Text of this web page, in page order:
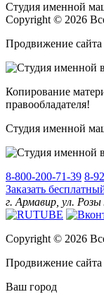
Студия именной
Copyright © 2026
Продвижение сайта
Копирование
правообладателя!
Студия именной
8-800-200-71-39 8-
Заказать
г. Армавир, ул.
Copyright © 2026
Продвижение сайта
Ваш город